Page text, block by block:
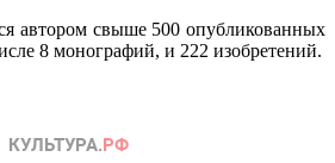
автором свыше 500 опубликованных
8 монографий, и 222 изобретений.